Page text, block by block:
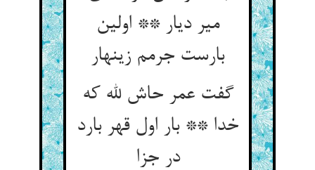
میر دیار ** اولین
بارست جرمم زینهار
گفت عمر حاش لله که
خدا ** بار اول قهر بارد
در جزا